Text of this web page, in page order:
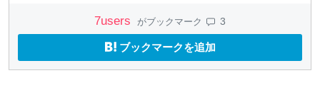
7users がブックマーク 3
ブックマークを追加